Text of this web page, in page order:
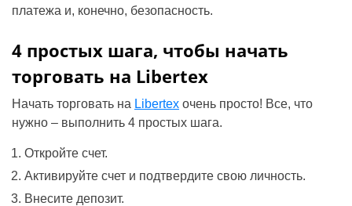
платежа и, конечно, безопасность.
4 простых шага, чтобы начать
торговать на Libertex
Начать торговать на Libertex очень просто! Все, что
нужно – выполнить 4 простых шага.
Откройте счет.
Активируйте счет и подтвердите свою личность.
Внесите депозит.